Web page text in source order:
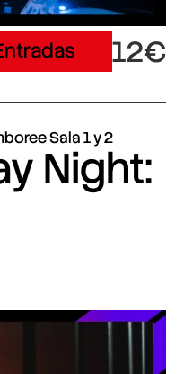
12€
Sala 1 y 2
Night: